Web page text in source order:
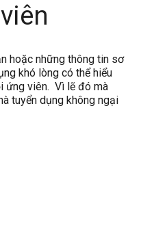
hoặc những thông tin sơ
khó lòng có thể hiểu
ứng viên. Vì lẽ đó mà
tuyển dụng không ngại